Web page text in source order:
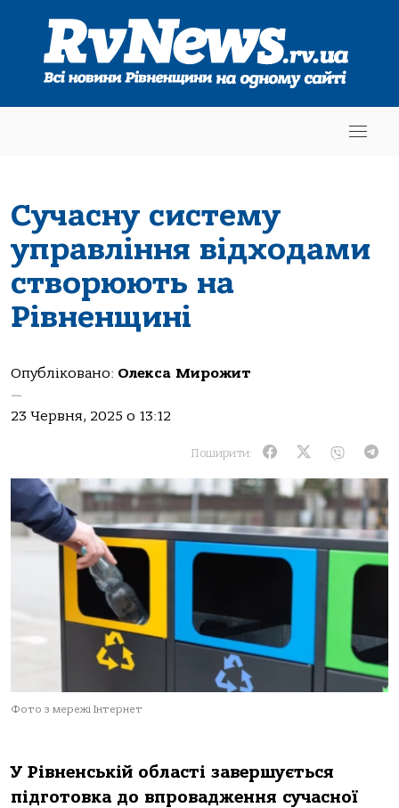
Сучасну систему
управління відходами
створюють на
Рівненщині
Опубліковано: Олекса Мирожит
—
23 Червня, 2025 о 13:12
Поширити:
Фото з мережі Інтернет
У Рівненській області завершується
підготовка до впровадження сучасної